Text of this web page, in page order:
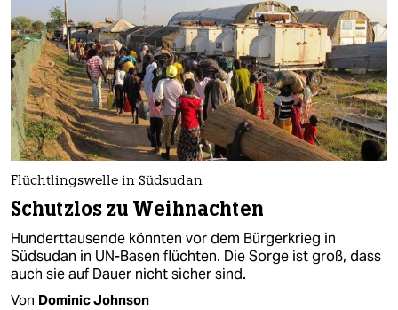
Flüchtlingswelle in Südsudan
Schutzlos zu Weihnachten
Hunderttausende könnten vor dem Bürgerkrieg in
Südsudan in UN-Basen flüchten. Die Sorge ist groß, dass
auch sie auf Dauer nicht sicher sind.
Von Dominic Johnson